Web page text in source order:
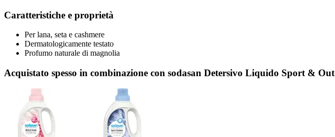
Caratteristiche e proprietà
Per lana, seta e cashmere
Dermatologicamente testato
Profumo naturale di magnolia
Acquistato spesso in combinazione con sodasan Detersivo Liquido Sport &